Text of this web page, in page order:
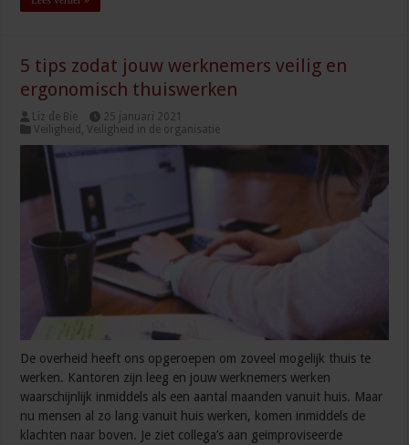
5 tips zodat jouw werknemers veilig en
ergonomisch thuiswerken
Liz de Bie
25 januari 2021
Veiligheid
,Veiligheid in de organisatie
De overheid heeft ons opgeroepen om zoveel mogelijk thuis te
werken. Kantoren zijn leeg en jouw werknemers werken
waarschijnlijk inmiddels als een aantal maanden vanuit huis. Maar
nu mensen al zo lang vanuit huis werken, komen inmiddels de
klachten naar boven. Je ziet collega’s aan geimproviseerde